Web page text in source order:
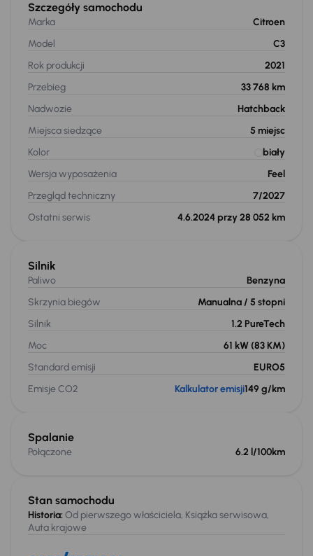
Szczegóły samochodu
Marka
Citroen
Model
C3
Rok produkcji
2021
Przebieg
33 768 km
Nadwozie
Hatchback
Miejsca siedzące
5 miejsc
Kolor
biały
Wersja wyposażenia
Feel
Przegląd techniczny
7/2027
Ostatni serwis
4.6.2024 przy 28 052 km
Stan samochodu
Historia:Od pierwszego właściciela, Książka serwisowa,
Auta krajowe
Silnik
Paliwo
Benzyna
Skrzynia biegów
Manualna / 5 stopni
Silnik
1.2 PureTech
Moc
61 kW (83 KM)
Standard emisji
EURO5
Emisje CO2
Kalkulator emisji149 g/km
Spalanie
Połączone 6.2 l/100km